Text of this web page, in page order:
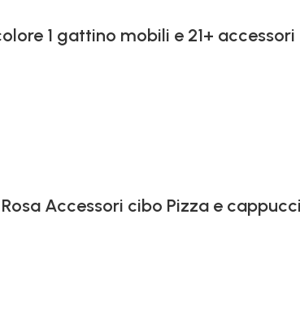
1 gattino mobili e 21+ accessori
Accessori cibo Pizza e